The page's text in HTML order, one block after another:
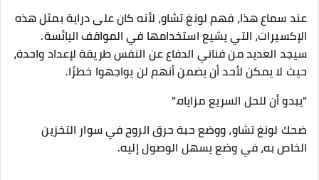
عند سماع هذا، فهم لونغ تشاو، لأنه كان على دراية بمثل هذه
الإكسيرات، التي يشيع استخدامها في المواقف اليائسة.
سيجد العديد من فناني الدفاع عن النفس طريقة لإعداد واحدة،
حيث لا يمكن لأحد أن يضمن أنهم لن يواجهوا خطرًا.
"يبدو أن للحل السريع مزاياه."
ضحك لونغ تشاو، ووضع حبة حرق الروح في سوار التخزين
الخاص به، في وضع يسهل الوصول إليه.